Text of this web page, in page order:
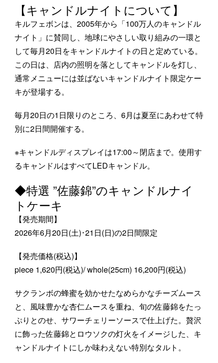
【キャンドルナイトについて】
キルフェボンは、2005年から「100万人のキャンドル
ナイト」に賛同し、地球にやさしい取り組みの一環と
して毎月20日をキャンドルナイトの日と定めている。
この日は、店内の照明を落としてキャンドルを灯し、
通常メニューには並ばないキャンドルナイト限定ケー
キが登場する。
毎月20日の1日限りのところ、6月は夏至にあわせて特
別に2日間開催する。
※キャンドルディスプレイは17:00～閉店まで。使用す
るキャンドルはすべてLEDキャンドル。
◆特選 ”佐藤錦”のキャンドルナイ
トケーキ
【発売期間】
2026年6月20日(土)･21日(日)の2日間限定
【発売価格(税込)】
piece 1,620円(税込)/ whole(25cm) 16,200円(税込)
サクランボの蜂蜜を効かせたなめらかなチーズムース
と、風味豊かな杏仁ムースを重ね、旬の佐藤錦をたっ
ぷりとのせ、サワーチェリーソースで仕上げた。贅沢
に飾った佐藤錦とロウソクの灯火をイメージした、キ
ャンドルナイトにしか味わえない特別なタルト。